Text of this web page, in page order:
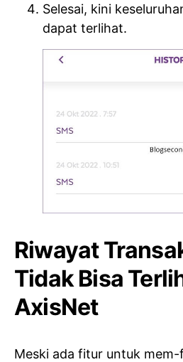
Selesai, kini
dapat terlihat.
Riwayat
Tidak Bisa
AxisNet
Meski ada fitur untuk